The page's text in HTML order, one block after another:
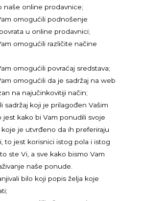
naše online prodavnice;
omogućili podnošenje
u online prodavnici;
omogućili različite načine
omogućili povraćaj sredstava;
omogućili da je sadržaj na web
na najučinkovitiji način;
sadržaj koji je prilagođen Vašim
jest kako bi Vam ponudili svoje
je utvrđeno da ih preferiraju
to jest korisnici istog pola i istog
ste Vi, a sve kako bismo Vam
naše ponude.
bilo koji popis želja koje